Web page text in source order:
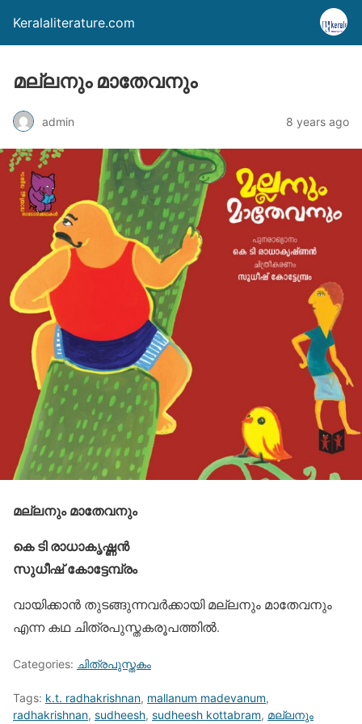
Keralaliterature.com
മല്ലനും മാതേവനും
admin 8 years ago
മല്ലനും മാതേവനും
കെ ടി രാധാകൃഷ്ണന്‍
സുധീഷ് കോട്ടേമ്പ്രം
വായിക്കാന്‍ തുടങ്ങുന്നവര്‍ക്കായി മല്ലനും മാതേവനും
എന്ന കഥ ചിത്രപുസ്തകരൂപത്തില്‍.
Categories: ചിത്രപുസ്തകം
Tags: k.t. radhakrishnan, mallanum madevanum,
radhakrishnan, sudheesh, sudheesh kottabram, മല്ലനും